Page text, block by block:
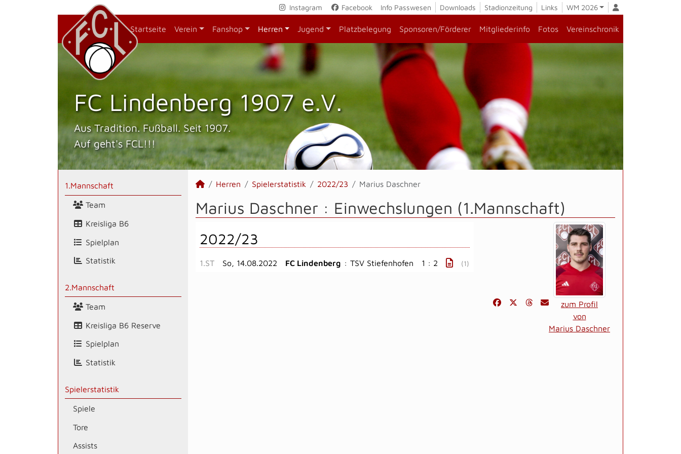
Instagram Facebook Info Passwesen Downloads Stadionzeitung Links WM 2026
Startseite Verein Fanshop Herren Jugend Platzbelegung Sponsoren/Förderer Mitgliederinfo Fotos Vereinschronik
FC Lindenberg 1907 e.V.
Aus Tradition. Fußball. Seit 1907.
Auf geht's FCL!!!
1.Mannschaft
Team
Kreisliga B6
Spielplan
Statistik
2.Mannschaft
Team
Kreisliga B6 Reserve
Spielplan
Statistik
Spielerstatistik
Spiele
Tore
Assists
Herren Spielerstatistik 2022/23 Marius Daschner
Marius Daschner : Einwechslungen (1.Mannschaft)
zum Profil
von
Marius Daschner
2022/23
1.ST So, 14.08.2022 FC Lindenberg : TSV Stiefenhofen 1 : 2 (1)